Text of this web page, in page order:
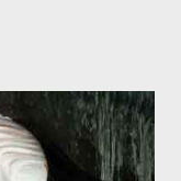
உயிர்மை
ஏவி